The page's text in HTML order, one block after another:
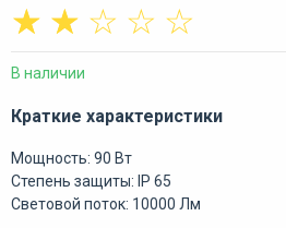
☆
☆
☆
☆
☆
В наличии
Краткие характеристики
Мощность: 90 Вт
Степень защиты: IP 65
Световой поток: 10000 Лм